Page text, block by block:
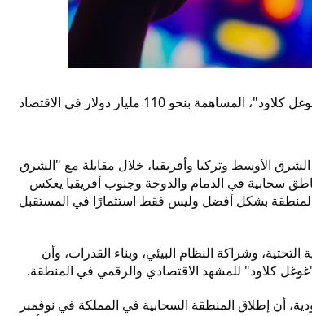
توقعت ذراع الحوسبة السحابية لعملاق التقنية "غوغل"، "غوغل كلاود"، المساهمة بنحو 110 مليار دولار في الاقتصاد
الأوسط وتركيا وأفريقيا، خلال مقابلة مع "الشرق
إنشاء ثلاث مناطق سحابية في الدمام والدوحة وجنوب أفريقيا يعكس
المنطقة بشكل أفضل وليس فقط استثمارًا في المستقبل
وشراكة النظام البيئي، وبناء القدرات، وأن
"غوغل كلاود" للمشهد الاقتصادي والرقمي في المنطقة.
أن إطلاق المنطقة السحابية في المملكة في نوفمبر